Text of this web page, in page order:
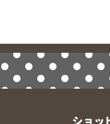
ショッ